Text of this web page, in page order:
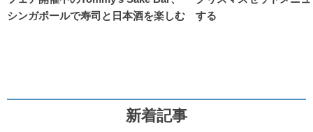
シンガポールで寿司と日本酒を楽しむ
する
新着記事